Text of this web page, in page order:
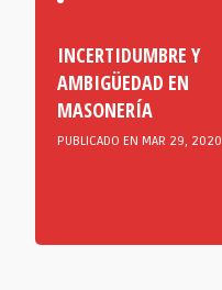
INCERTIDUMBRE Y
AMBIGÜEDAD EN
MASONERÍA
PUBLICADO EN MAR 29, 2020